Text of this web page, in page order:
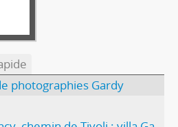
photographies Gardy